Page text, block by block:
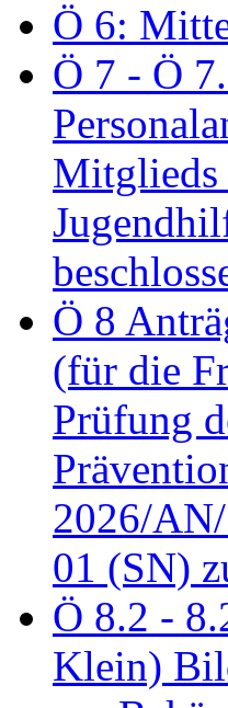
Ö 6:
Ö 7 - Ö
Mitglieds
Ö 8
(für die
Prüfung
2026/
01 (SN)
Ö 8.2 -
Klein)